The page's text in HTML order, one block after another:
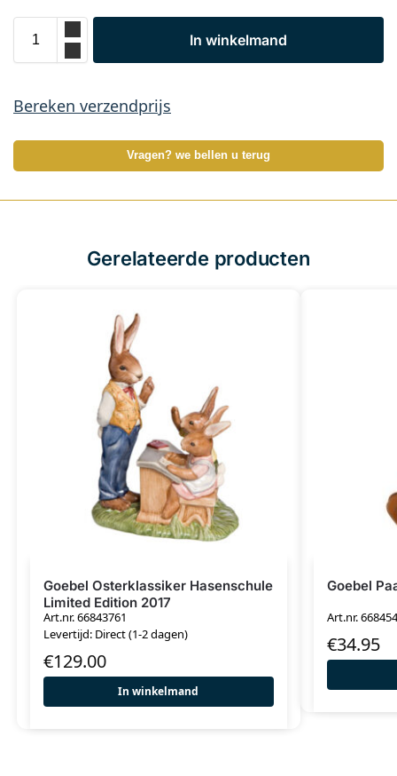
In winkelmand
Bereken verzendprijs
Vragen? we bellen u terug
Gerelateerde producten
Goebel Osterklassiker Hasenschule
Limited Edition 2017
Art.nr. 66843761
Levertijd: Direct (1-2 dagen)
€129.00
In winkelmand
Goebel
Art.nr.
€34.95